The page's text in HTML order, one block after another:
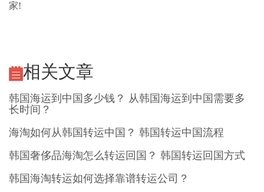
家!
相关文章
韩国海运到中国多少钱？ 从韩国海运到中国需要多
长时间？
海淘如何从韩国转运中国？ 韩国转运中国流程
韩国奢侈品海淘怎么转运回国？ 韩国转运回国方式
韩国海淘转运如何选择靠谱转运公司？